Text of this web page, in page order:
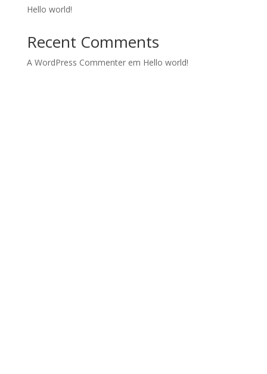
Hello world!
Recent Comments
A WordPress Commenterem Hello world!